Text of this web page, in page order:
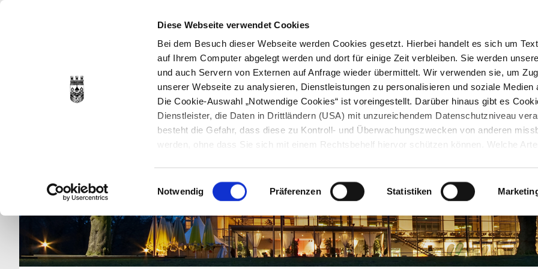
Diese Webseite verwendet Cookies
Bei dem Besuch dieser Webseite werden Cookies gesetzt. Hierbei handelt es sich um
auf Ihrem Computer abgelegt werden und dort für einige Zeit verbleiben. Sie werden
und auch Servern von Externen auf Anfrage wieder übermittelt. Wir verwenden sie, um
unserer Webseite zu analysieren, Dienstleistungen zu personalisieren und soziale Medien
Die Cookie-Auswahl „Notwendige Cookies“ ist voreingestellt. Darüber hinaus gibt es
Dienstleister, die Daten in Drittländern (USA) mit unzureichendem Datenschutzniveau
besteht die Gefahr, dass diese zu Kontroll- und Überwachungszwecken von anderen
werden, ohne dass Sie sich mit einem Rechtsbehelf hiervor schützen können. Welche
Datenschutzerklärung
entnehmen. Die von Ihnen getroffene Auswahl der gewünschten
jederzeit mit Wirkung für die Zukunft angepasst oder
werden.
Einwilligungsauswahl
Notwendig Präferenzen Statistiken
STARTSEITE